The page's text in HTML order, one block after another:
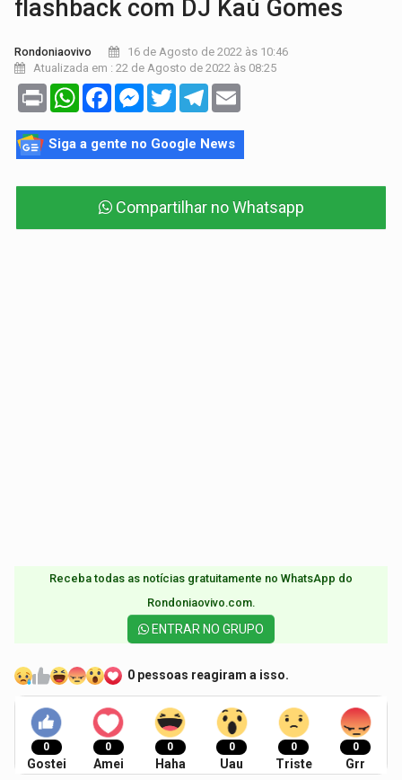
flashback com DJ Kaú Gomes
Rondoniaovivo
16 de Agosto de 2022 às 10:46
Atualizada em : 22 de Agosto de 2022 às 08:25
Print WhatsAppFacebookMessenger
TwitterTelegram
Siga a gente no Google News
Compartilhar no Whatsapp
Receba todas as notícias gratuitamente no WhatsApp do
Rondoniaovivo.com.​
ENTRAR NO GRUPO
0 pessoas reagiram a isso.
0
Gostei
0
Amei
0
Haha
0
Uau
0
Triste
0
Grr